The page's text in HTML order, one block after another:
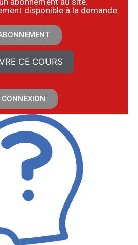
disponible à la demande
CE COURS
CONNEXION